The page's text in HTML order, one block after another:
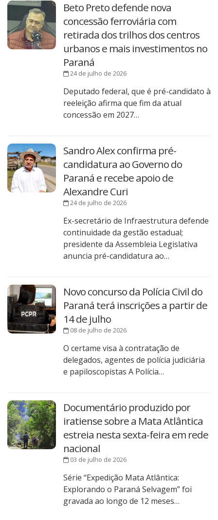
Beto Preto defende nova
concessão ferroviária com
retirada dos trilhos dos centros
urbanos e mais investimentos no
Paraná
24 de julho de 2026
Deputado federal, que é pré-candidato à
reeleição afirma que fim da atual
concessão em 2027…
Sandro Alex confirma pré-
candidatura ao Governo do
Paraná e recebe apoio de
Alexandre Curi
24 de julho de 2026
Ex-secretário de Infraestrutura defende
continuidade da gestão estadual;
presidente da Assembleia Legislativa
anuncia pré-candidatura ao…
Novo concurso da Polícia Civil do
Paraná terá inscrições a partir de
14 de julho
08 de julho de 2026
O certame visa à contratação de
delegados, agentes de polícia judiciária
e papiloscopistas A Polícia…
Documentário produzido por
iratiense sobre a Mata Atlântica
estreia nesta sexta-feira em rede
nacional
03 de julho de 2026
Série “Expedição Mata Atlântica:
Explorando o Paraná Selvagem” foi
gravada ao longo de 12 meses…